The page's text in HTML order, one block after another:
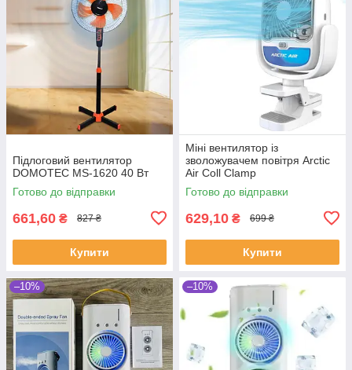
Підлоговий вентилятор
DOMOTEC MS-1620 40 Вт
Готово до відправки
661,60 ₴ 827 ₴
Купити
Міні вентилятор із
зволожувачем повітря Arctic
Air Coll Clamp
Готово до відправки
629,10 ₴ 699 ₴
Купити
–10% –10%